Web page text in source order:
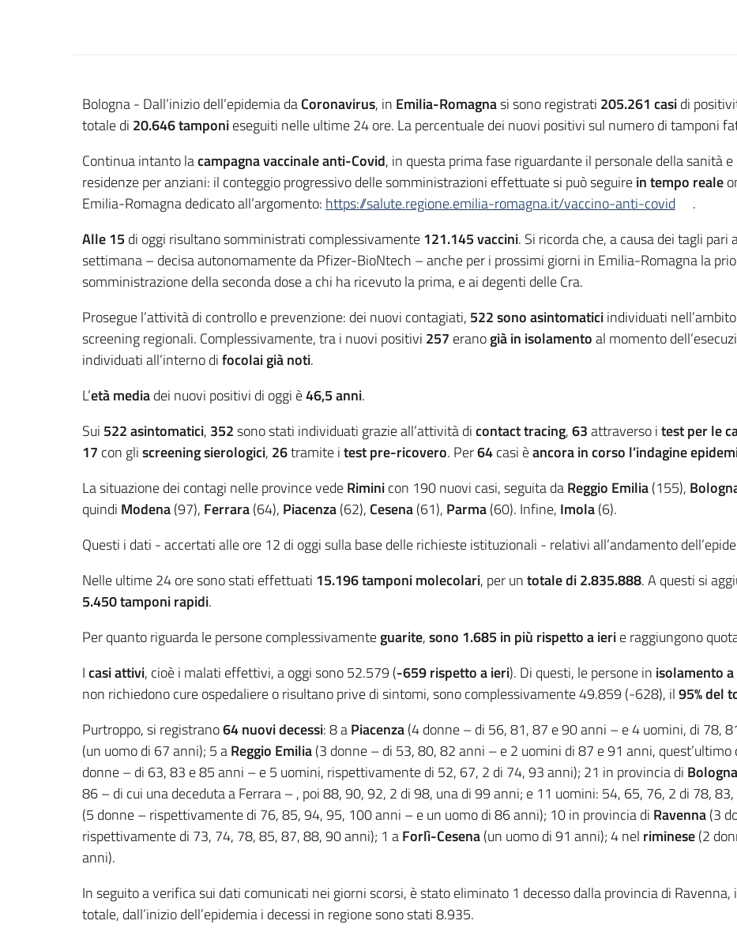
Contenuto
Bologna - Dall’inizio dell’epidemia daCoronavirus, in Emilia-Romagnasi sono registrati 205.261 casidi
totale di 20.646tamponieseguiti nelle ultime 24 ore. La percentuale dei nuovi positivi sul numero di tamponi
Continua intanto lacampagna vaccinale anti-Covid, in questa prima fase riguardante il personale della sanità
residenze per anziani: il conteggio progressivo delle somministrazioni effettuate si può seguirein tempo reale
Emilia-Romagna dedicato all’argomento: https://salute.regione.emilia-romagna.it/vaccino-anti-covid
.
Alle 15 di oggi risultano somministrati complessivamente121.145 vaccini. Si ricorda che, a causa dei tagli
settimana – decisa autonomamente da Pfizer-BioNtech – anche per i prossimi giorni in Emilia-Romagna la
somministrazione della seconda dose a chi ha ricevuto la prima, e ai degenti delle Cra.
Prosegue l’attività di controllo e prevenzione: dei nuovi contagiati, 522sono asintomaticiindividuati
screening regionali. Complessivamente, tra i nuovi positivi 257 eranogià in isolamentoal momento
individuati all’interno difocolai già noti.
L’età mediadei nuovi positivi di oggi è46,5anni.
Sui 522asintomatici, 352sono stati individuati grazie all’attività dicontact tracing,63attraverso itest per le
17 con gliscreening sierologici, 26tramite itest pre-ricovero. Per64casi èancora in corso l’indagine
La situazione dei contagi nelle province vedeRiminicon 190 nuovi casi, seguita daReggio Emilia(155),
quindi Modena(97), Ferrara(64), Piacenza(62), Cesena(61), Parma(60). Infine, Imola(6).
Questi i dati - accertati alle ore 12 di oggi sulla base delle richieste istituzionali - relativi all’andamento
Nelle ultime 24 ore sono stati effettuati 15.196tamponi molecolari, per untotale di 2.835.888. A questi si
5.450 tamponi rapidi.
Per quanto riguarda le persone complessivamenteguarite,sono 1.685 in più rispetto a ierie raggiungono
Icasi attivi, cioè i malati effettivi, a oggi sono 52.579 (-659 rispetto a ieri). Di questi, le persone in isolamento a
non richiedono cure ospedaliere o risultano prive di sintomi, sono complessivamente 49.859 (-628), il95% del
Purtroppo, si registrano64nuovi decessi: 8 aPiacenza(4 donne – di 56, 81, 87 e 90 anni – e 4 uomini, di 78,
(un uomo di 67 anni); 5 aReggio Emilia(3 donne – di 53, 80, 82 anni – e 2 uomini di 87 e 91 anni, quest’ultimo
donne – di 63, 83 e 85 anni – e 5 uomini, rispettivamente di 52, 67, 2 di 74, 93 anni); 21 in provincia di Bologna
86 – di cui una deceduta a Ferrara – , poi 88, 90, 92, 2 di 98, una di 99 anni; e 11 uomini: 54, 65, 76, 2 di 78,
(5 donne – rispettivamente di 76, 85, 94, 95, 100 anni – e un uomo di 86 anni); 10 in provincia di Ravenna(3
rispettivamente di 73, 74, 78, 85, 87, 88, 90 anni); 1 aForlì-Cesena(un uomo di 91 anni); 4 nel riminese(2
anni).
In seguito a verifica sui dati comunicati nei giorni scorsi, è stato eliminato 1 decesso dalla provincia di
totale, dall’inizio dell’epidemia i decessi in regione sono stati 8.935.